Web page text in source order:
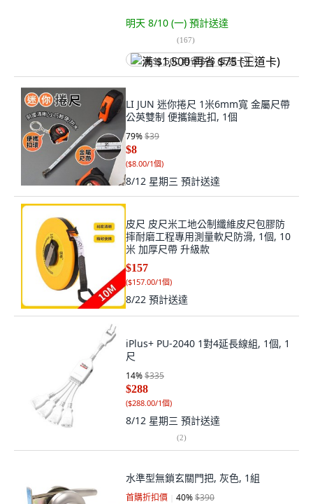
明天 8/10 (一) 預計送達
(167)
满 $1,500 再省 $75 (王道卡)
LI JUN 迷你捲尺 1米6mm寬 金屬尺帶
公英雙制 便攜鑰匙扣, 1個
79%$39
$8
($8.00/1個)
8/12 星期三 預計送達
皮尺 皮尺米工地公制纖維皮尺包膠防
摔耐磨工程專用測量軟尺防滑, 1個, 10
米 加厚尺帶 升級款
$157
($157.00/1個)
8/22 預計送達
iPlus+ PU-2040 1對4延長線組, 1個, 1
尺
14%$335
$288
($288.00/1個)
8/12 星期三 預計送達
(2)
水準型無鎖玄關門把, 灰色, 1組
首購折扣價 40%$390